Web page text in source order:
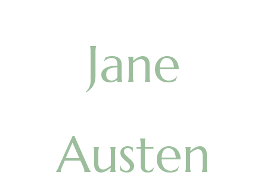
Jane
Austen